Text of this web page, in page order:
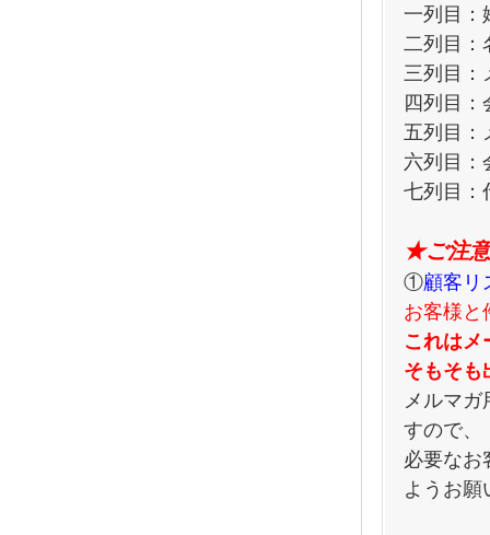
一列目：
二列目：
三列目：
四列目：
五列目：
六列目：
七列目：
★ご注
①顧客リ
お客様と
これはメ
そもそも
メルマ
すので、
必要なお
ようお願